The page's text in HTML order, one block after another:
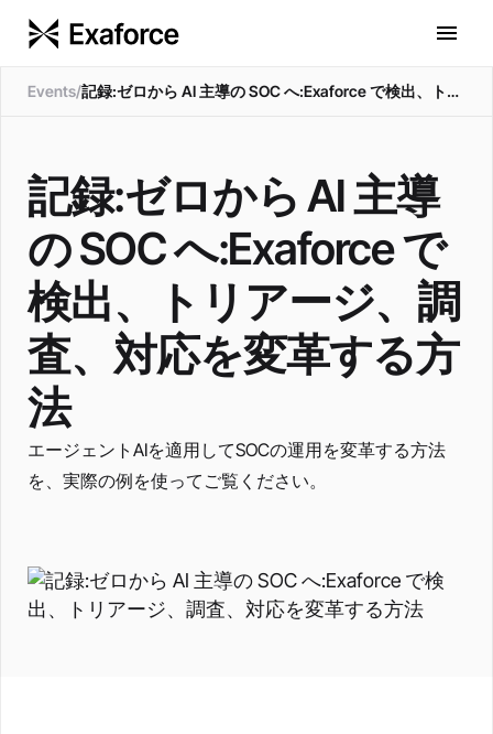
Events/ 記録:ゼロから AI 主導の SOC へ:Exaforce で検出、トリアージ、調査、対応を変革する方法
記録:ゼロから AI 主導
の SOC へ:Exaforce で
検出、トリアージ、調
査、対応を変革する方
法
エージェントAIを適用してSOCの運用を変革する方法
を、実際の例を使ってご覧ください。